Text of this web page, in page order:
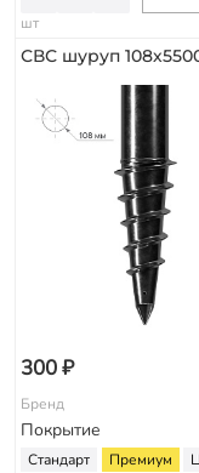
шт
СВС шуруп
300 ₽
Бренд
Покрытие
Стандарт Премиум